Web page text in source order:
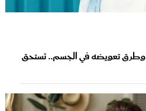
تجربتي مع نقص الفيتامين C وطرق تعويضه في الجسم.. تستحق